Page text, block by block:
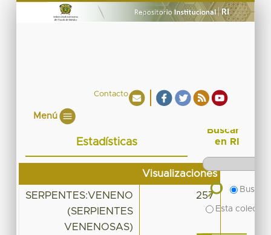
Contacto
Menú
Estadísticas
Visualizaciones
SERPENTES:VENENO
(SERPIENTES
VENENOSAS)
257
Buscar
en RI
Buscar
Esta